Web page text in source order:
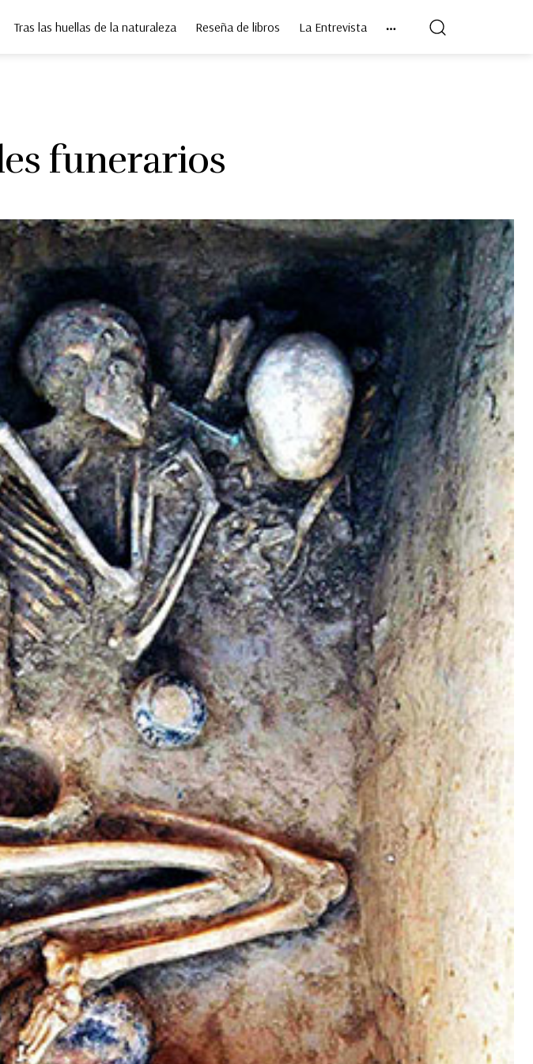
Tras las huellas de la naturaleza Reseña de libros La Entrevista
funerarios